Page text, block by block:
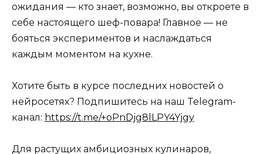
ожидания — кто знает, возможно, вы откроете в
себе настоящего шеф-повара! Главное — не
бояться экспериментов и наслаждаться
каждым моментом на кухне.
Хотите быть в курсе последних новостей о
нейросетях? Подпишитесь на наш Telegram-
канал: https://t.me/+oPnDjg8lLPY4Yjgy
Для растущих амбициозных кулинаров,